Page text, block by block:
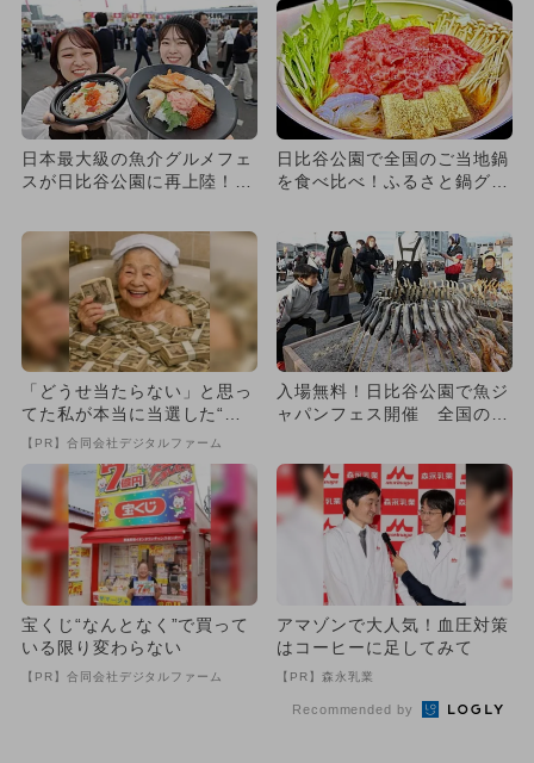
日本最大級の魚介グルメフェ
スが日比谷公園に再上陸！
日比谷公園で全国のご当地鍋
を食べ比べ！ふるさと鍋グラ
「どうせ当たらない」と思っ
てた私が本当に当選した“買
い方”がこれ
【PR】合同会社デジタルファーム
入場無料！日比谷公園で魚ジ
ャパンフェス開催 全国の魚
宝くじ“なんとなく”で買って
いる限り変わらない
【PR】合同会社デジタルファーム
アマゾンで大人気！血圧対策
はコーヒーに足してみて
【PR】森永乳業
Recommended by